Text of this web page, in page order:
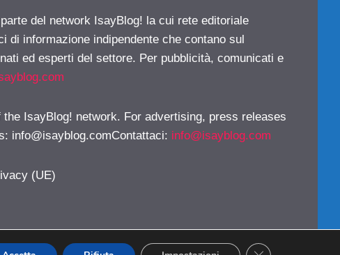
del network IsayBlog! la cui rete editoriale
di informazione indipendente che contano sul
ed esperti del settore. Per pubblicità, comunicati e
IsayBlog! network. For advertising, press releases
info@isayblog.comContattaci: info@isayblog.com
(UE)
CLOSE GDPR